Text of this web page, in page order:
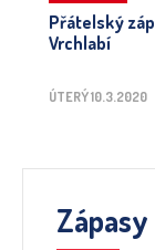
Přátelský
Vrchlabí
ÚTERÝ 10.3.2020
Zápasy